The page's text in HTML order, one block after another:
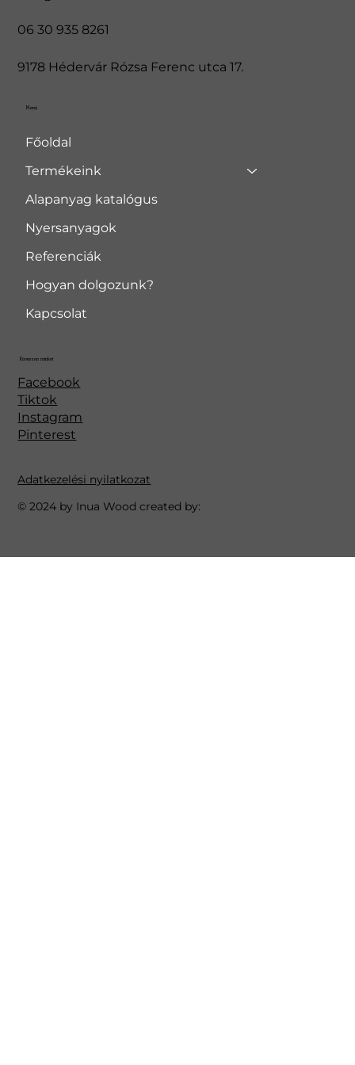
06 30 935 8261
9178 Hédervár Rózsa Ferenc utca 17.
Menü
Főoldal
Termékeink
Alapanyag katalógus
Nyersanyagok
Referenciák
Hogyan dolgozunk?
Kapcsolat
Facebook
Tiktok
Instagram
Pinterest
Kövessen minket
© 2024 by Inua Wood created by:
Adatkezelési nyilatkozat